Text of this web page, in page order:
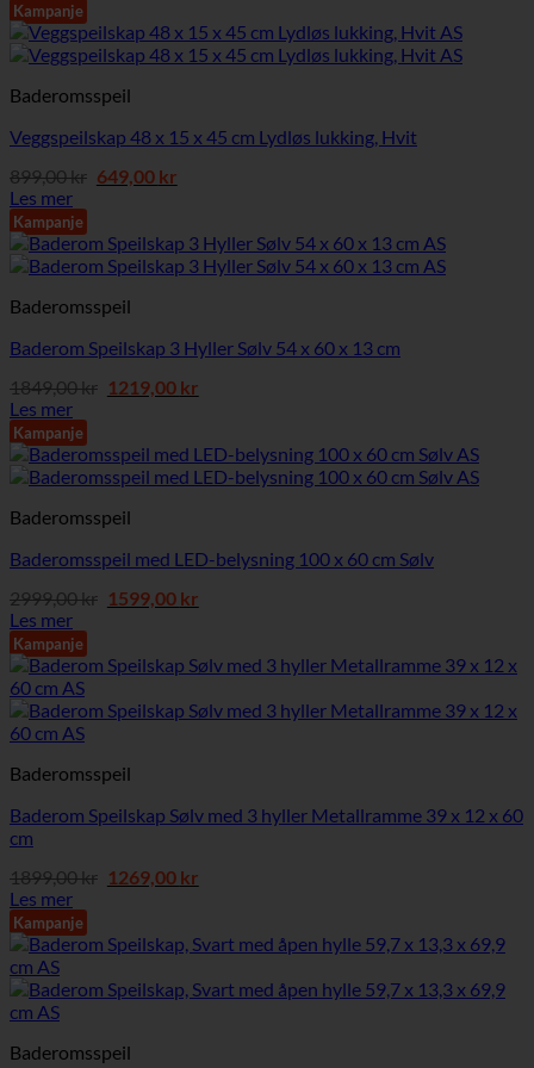
2549,00 kr. 2239,00 kr.
Kampanje
Baderomsspeil
Veggspeilskap 48 x 15 x 45 cm Lydløs lukking, Hvit
899,00kr Opprinnelig
pris
899,00 kr.
649,00 krNåværende
pris
649,00 kr.
Les mer
Kampanje
Baderomsspeil
Baderom Speilskap 3 Hyller Sølv 54 x 60 x 13 cm
1849,00kr Opprinnelig
pris
1849,00 kr.
1219,00 krNåværende
pris
1219,00 kr.
Les mer
Kampanje
Baderomsspeil
Baderomsspeil med LED-belysning 100 x 60 cm Sølv
2999,00kr Opprinnelig
pris
2999,00 kr.
1599,00 krNåværende
pris
1599,00 kr.
Les mer
Kampanje
Baderomsspeil
Baderom Speilskap Sølv med 3 hyller Metallramme 39 x 12 x 60
cm
1899,00kr Opprinnelig
pris
1899,00 kr.
1269,00 krNåværende
pris
1269,00 kr.
Les mer
Kampanje
Baderomsspeil